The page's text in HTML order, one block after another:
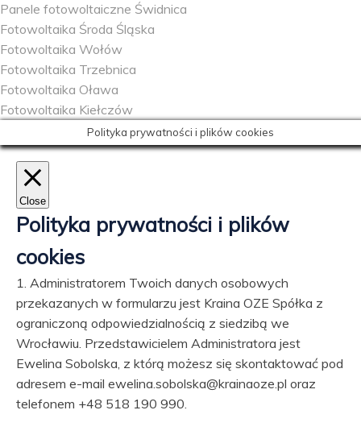
Panele fotowoltaiczne Świdnica
Fotowoltaika Środa Śląska
Fotowoltaika Wołów
Fotowoltaika Trzebnica
Fotowoltaika Oława
Fotowoltaika Kiełczów
Polityka prywatności i plików cookies
Close
Polityka prywatności i plików
cookies
1. Administratorem Twoich danych osobowych
przekazanych w formularzu jest Kraina OZE Spółka z
ograniczoną odpowiedzialnością z siedzibą we
Wrocławiu. Przedstawicielem Administratora jest
Ewelina Sobolska, z którą możesz się skontaktować pod
adresem e-mail ewelina.sobolska@krainaoze.pl oraz
telefonem +48 518 190 990.